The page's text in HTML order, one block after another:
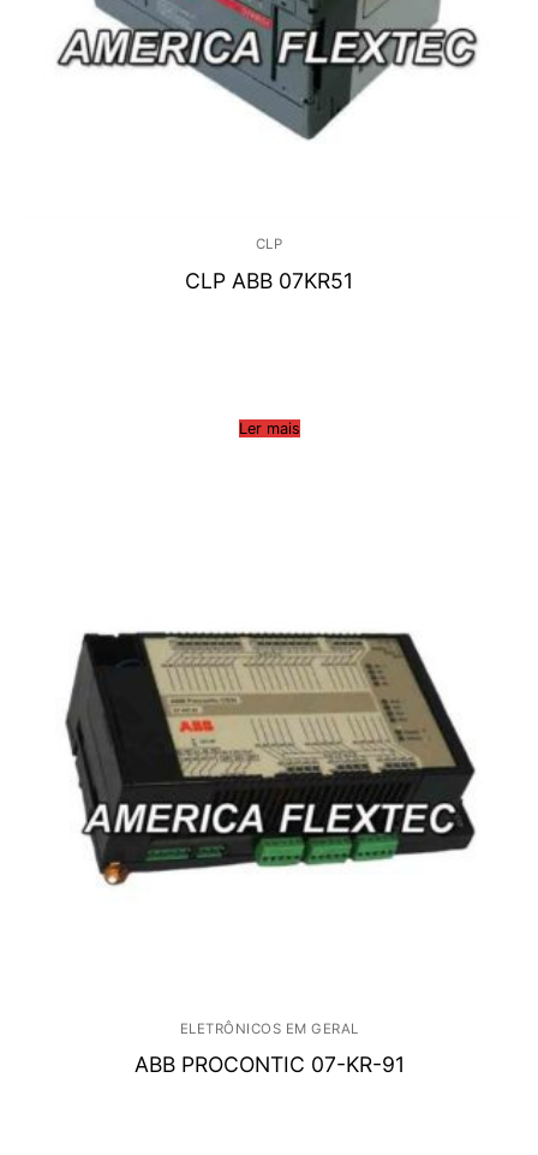
CLP
CLP ABB 07KR51
Ler mais
ELETRÔNICOS EM GERAL
ABB PROCONTIC 07-KR-91